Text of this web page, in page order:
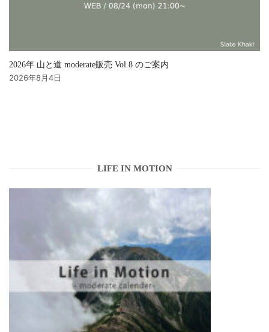
2026年 山と道 moderate販売 Vol.8 のご案内
2026年8月4日
LIFE IN MOTION